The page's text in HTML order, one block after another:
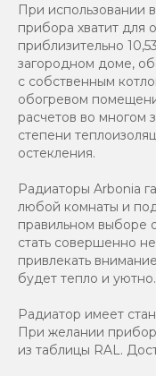
При использовании
прибора хватит для
приблизительно
загородном доме,
с собственным
обогревом
расчетов во многом
степени
остекления.
Радиаторы Arbonia
любой комнаты и
правильном выборе
стать совершенно
привлекать
будет тепло и уютно.
Радиатор имеет
При желании
из таблицы RAL.